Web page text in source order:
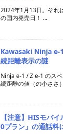
2024年1月13日。それ
の国内発売日！ ...
Kawasaki Ninja e-
続距離表示の謎
Ninja e-1 / Z e-1 のス
続距離の値（の小ささ
【注意】HISモバ
0プラン」の通話料